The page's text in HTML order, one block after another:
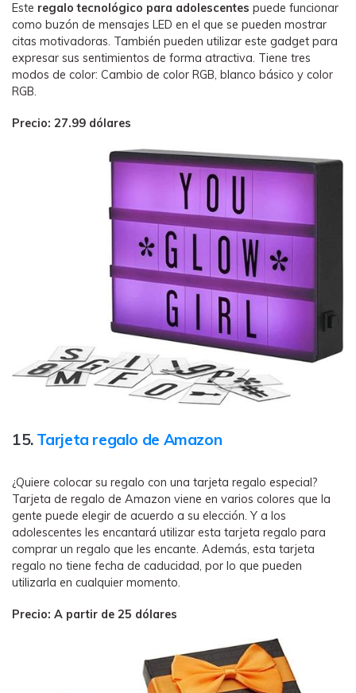
Este regalo tecnológico para adolescentes puede funcionar
como buzón de mensajes LED en el que se pueden mostrar
citas motivadoras. También pueden utilizar este gadget para
expresar sus sentimientos de forma atractiva. Tiene tres
modos de color: Cambio de color RGB, blanco básico y color
RGB.
Precio: 27.99 dólares
15. Tarjeta regalo de Amazon
¿Quiere colocar su regalo con una tarjeta regalo especial?
Tarjeta de regalo de Amazon viene en varios colores que la
gente puede elegir de acuerdo a su elección. Y a los
adolescentes les encantará utilizar esta tarjeta regalo para
comprar un regalo que les encante. Además, esta tarjeta
regalo no tiene fecha de caducidad, por lo que pueden
utilizarla en cualquier momento.
Precio: A partir de 25 dólares